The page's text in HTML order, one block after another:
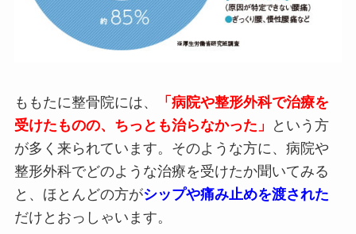
ももたに整骨院には、
「病院や整形外科で治療を
受けたものの、ちっとも治らなかった」
という方
が多く来られています。そのような方に、病院や
整形外科でどのような治療を受けたか聞いてみる
と、ほとんどの方がシップや痛み止めを渡された
だけとおっしゃいます。